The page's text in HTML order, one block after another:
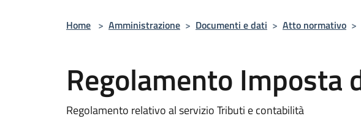
Home > Amministrazione > Documenti e dati > Atto normativo >
Regolamento Imposta
Regolamento relativo al servizio Tributi e contabilità